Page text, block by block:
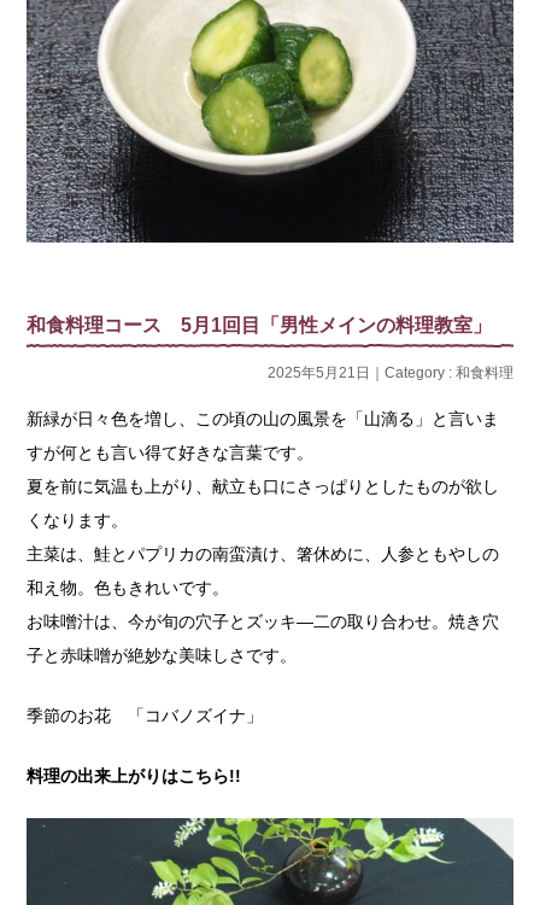
和食料理コース 5月1回目「男性メインの料理教室」
2025年5月21日｜Category : 和食料理
新緑が日々色を増し、この頃の山の風景を「山滴る」と言いま
すが何とも言い得て好きな言葉です。
夏を前に気温も上がり、献立も口にさっぱりとしたものが欲し
くなります。
主菜は、鮭とパプリカの南蛮漬け、箸休めに、人参ともやしの
和え物。色もきれいです。
お味噌汁は、今が旬の穴子とズッキ―二の取り合わせ。焼き穴
子と赤味噌が絶妙な美味しさです。
季節のお花 「コバノズイナ」
料理の出来上がりはこちら!!